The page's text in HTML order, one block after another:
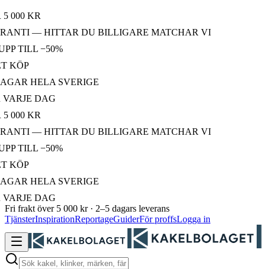
KR
— HITTAR DU BILLIGARE MATCHAR VI
TILL −50%
HELA SVERIGE
DAG
KR
— HITTAR DU BILLIGARE MATCHAR VI
TILL −50%
HELA SVERIGE
DAG
Fri frakt över 5 000 kr · 2–5 dagars leverans
TjänsterInspirationReportageGuiderFör proffsLogga in